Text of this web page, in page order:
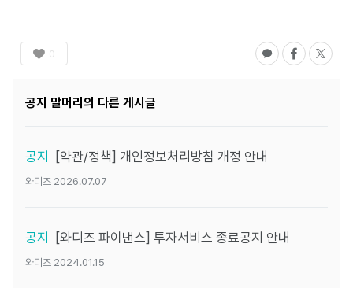
0
공지 말머리의 다른 게시글
공지 [약관/정책] 개인정보처리방침 개정 안내
와디즈 2026.07.07
공지 [와디즈 파이낸스] 투자서비스 종료공지 안내
와디즈 2024.01.15